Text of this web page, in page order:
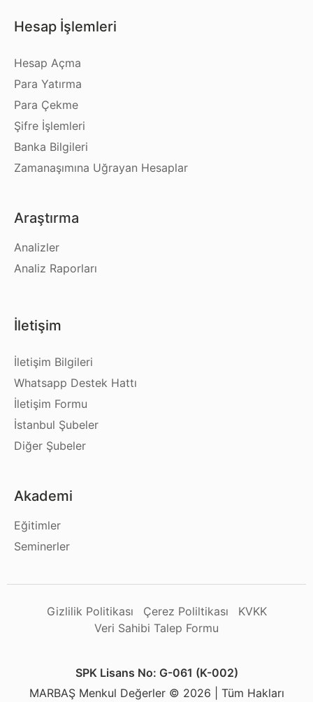
Hesap İşlemleri
Hesap Açma
Para Yatırma
Para Çekme
Şifre İşlemleri
Banka Bilgileri
Zamanaşımına Uğrayan Hesaplar
Araştırma
Analizler
Analiz Raporları
İletişim
İletişim Bilgileri
Whatsapp Destek Hattı
İletişim Formu
İstanbul Şubeler
Diğer Şubeler
Akademi
Eğitimler
Seminerler
Gizlilik Politikası Çerez Poliltikası
KVKK
Veri Sahibi Talep Formu
SPK Lisans No: G-061 (K-002)
MARBAŞ Menkul Değerler © 2026 | Tüm Hakları